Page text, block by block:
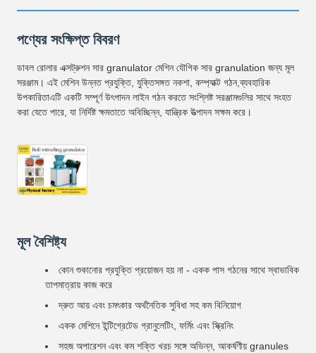
পণ্যের সংক্ষিপ্ত বিবরণ
ডাবল রোলার এক্সট্রুশন সার granulator মেশিন যৌগিক সার granulation জন্য মূল
সরঞ্জাম। এই মেশিন উন্নত প্রযুক্তি, যুক্তিসঙ্গত নকশা, কম্প্যাক্ট গঠন,ব্যবহারিক
উপকারিতাএটি একটি সম্পূর্ণ উৎপাদন লাইন গঠন করতে সংশ্লিষ্ট সরঞ্জামগুলির সাথে সংহত
করা যেতে পারে, যা নির্দিষ্ট ক্ষমতাতে অবিচ্ছিন্ন, যান্ত্রিক উত্পাদন সক্ষম করে।
মূল বৈশিষ্ট্য
কোন শুকানোর প্রযুক্তি প্রয়োজন হয় না - একক পাস গঠনের সাথে স্বাভাবিক
তাপমাত্রায় কাজ করে
দ্রুত আয় এবং চমৎকার অর্থনৈতিক সুবিধা সহ কম বিনিয়োগ
একক মেশিনে ইন্টিগ্রেটেড গ্রানুলেটিং, ফর্মিং এবং স্ক্রিনিং
সহজ অপারেশন এবং কম শক্তি খরচ সঙ্গে অভিন্ন, আকর্ষণীয় granules